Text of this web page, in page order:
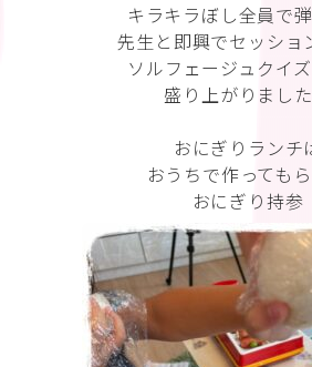
キラキラぼし全員で
先生と即興でセッショ
ソルフェージュクイ
盛り上がりました
おにぎりランチ
おうちで作っても
おにぎり持参